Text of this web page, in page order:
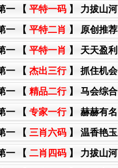
一 【 平特一码 】 力拔山河
一 【 平特二肖 】 原创推荐
一 【 平特一肖 】 天天盈利
一 【 杰出三行】 抓住机会
一 【 精品二行】 马会综合
一 【 专家一行】 赫赫有名
一 【 三肖六码 】 温香艳玉
一 【 二肖四码 】 力拔山河